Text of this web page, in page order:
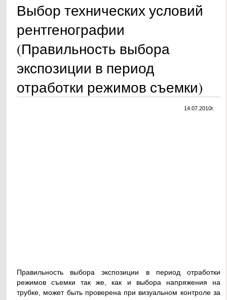
Выбор технических условий
рентгенографии
(Правильность выбора
экспозиции в период
отработки режимов съемки)
14.07.2010г.
Правильность выбора экспозиции в период отработки
режимов съемки так же, как и выбора напряжения на
трубке, может быть проверена при визуальном контроле за